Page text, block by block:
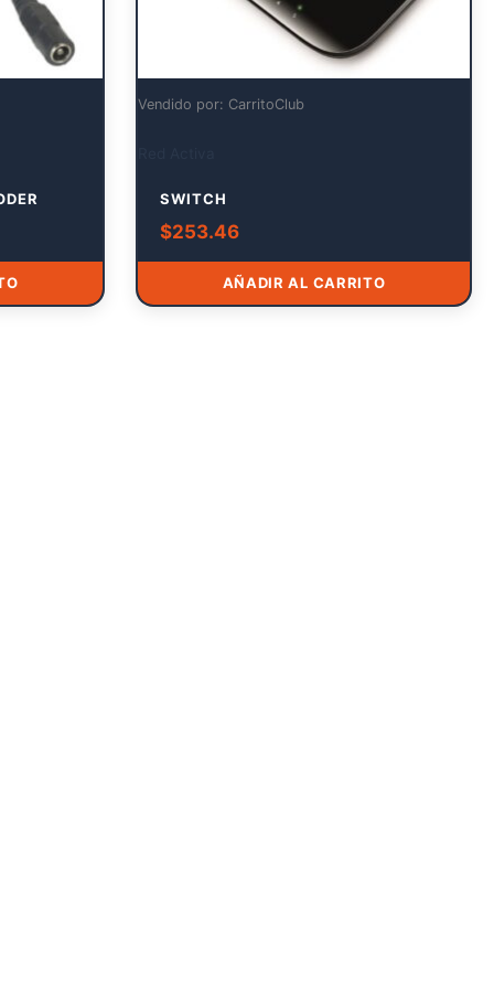
Vendido por: CarritoClub
SWITCH
$253.46
AÑADIR AL CARRITO